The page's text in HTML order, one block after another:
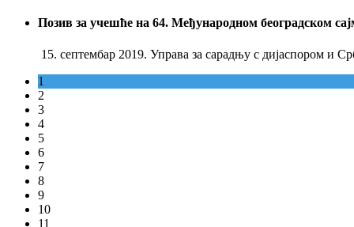
Позив за учешће на 64. Међународном београдском
15. септембар 2019. Управа за сарадњу с дијаспором и
1
2
3
4
5
6
7
8
9
10
11